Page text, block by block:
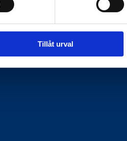
Tillåt urval